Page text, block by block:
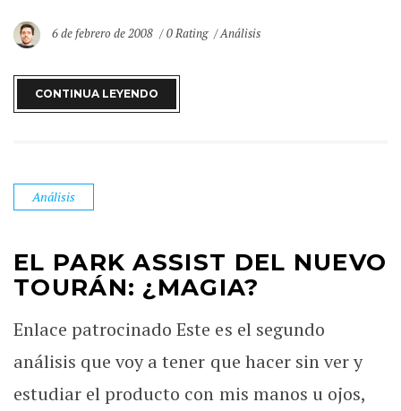
6 de febrero de 2008 0 Rating Análisis
CONTINUA LEYENDO
Análisis
EL PARK ASSIST DEL NUEVO
TOURÁN: ¿MAGIA?
Enlace patrocinado Este es el segundo
análisis que voy a tener que hacer sin ver y
estudiar el producto con mis manos u ojos,